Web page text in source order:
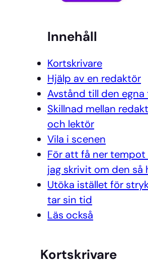
Innehåll
Kortskrivare
Hjälp av en redaktör
Avstånd till den egna
Skillnad mellan
och lektör
Vila i scenen
För att få ner tempot
jag skrivit om den så
Utöka istället för
tar sin tid
Läs också
Kortskrivare